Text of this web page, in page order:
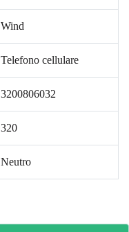
Wind
Telefono cellulare
3200806032
320
Neutro